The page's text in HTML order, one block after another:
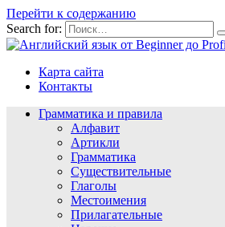
Перейти к содержанию
Search for:
Карта сайта
Контакты
Грамматика и правила
Алфавит
Артикли
Грамматика
Существительные
Глаголы
Местоимения
Прилагательные